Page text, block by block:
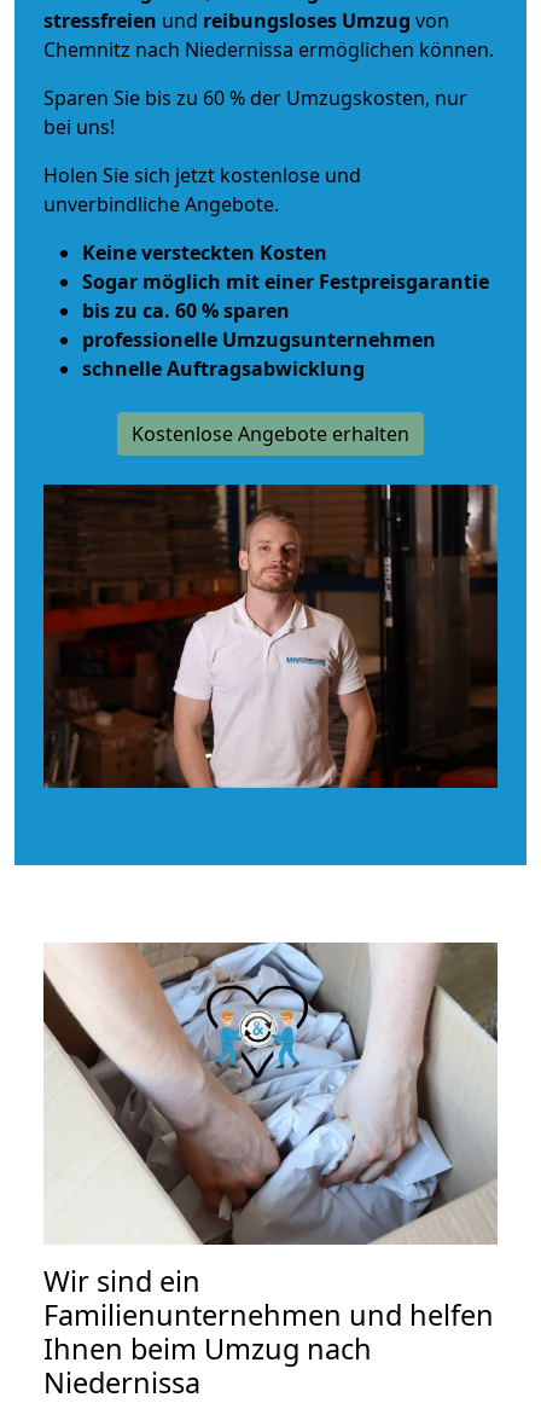
stressfreien und reibungsloses Umzug von
Chemnitz nach Niedernissa ermöglichen können.
Sparen Sie bis zu 60 % der Umzugskosten, nur
bei uns!
Holen Sie sich jetzt kostenlose und
unverbindliche Angebote.
Keine versteckten Kosten
Sogar möglich mit einer Festpreisgarantie
bis zu ca. 60 % sparen
professionelle Umzugsunternehmen
schnelle Auftragsabwicklung
Kostenlose Angebote erhalten
Wir sind ein
Familienunternehmen und helfen
Ihnen beim Umzug nach
Niedernissa